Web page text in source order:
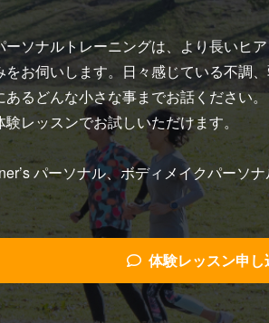
ーソナルトレーニングは、より長いヒ
をお伺いします。日々感じている不調
あるどんな小さな事までお話ください
験レッスンでお試しいただけます。
パーソナル、ボディメイクパーソ
体験レッスン申し